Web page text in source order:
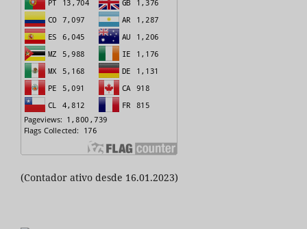
(Contador ativo desde 16.01.2023)